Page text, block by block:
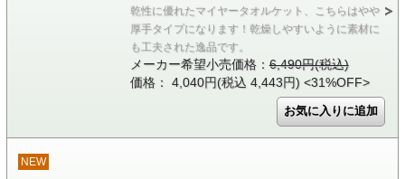
乾性に優れたマイヤータオルケット、こちらはやや
厚手タイプになります！乾燥しやすいように素材に
も工夫された逸品です。
メーカー希望小売価格：6,490円(税込)
価格： 4,040円(税込 4,443円) <31%OFF>
NEW